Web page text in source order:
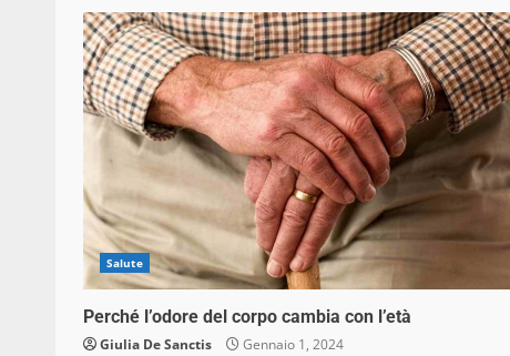
Salute
Perché l’odore del corpo cambia con l’età
Giulia De Sanctis Gennaio 1, 2024